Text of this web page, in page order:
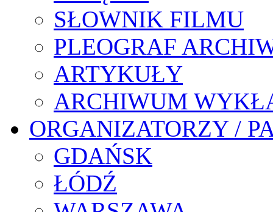
SŁOWNIK FILMU
PLEOGRAF
ARTYKUŁY
ARCHIWUM
ORGANIZATORZY /
GDAŃSK
ŁÓDŹ